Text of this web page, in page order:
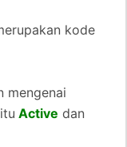
kode
mengenai
Active dan